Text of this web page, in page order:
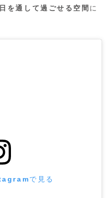
を通して過ごせる空間 に
で見る